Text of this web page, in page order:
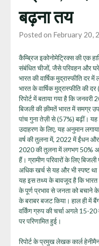
बढ़ना तय
Posted on February 20,
कैम्ब्रिज इकोनोमेट्रिक्स की एक
संबंधित चीजों, जैसे परिवहन और
भारत की वार्षिक मुद्रास्फीति
भारत के वार्षिक मुद्रास्फीति की
रिपोर्ट में बताया गया है कि
बिजली की क़ीमतें भारत में समग्र
पांच गुना तेज़ी से (57%) बढ़ीं। यह
उदाहरण के लिए, यह अनुमान लगाया
वर्ष की तुलना में, 2022 में ईंधन
2020 की तुलना में लगभग 50%
हैं। ग्रामीण परिवारों के लिए
अधिक खर्च से यह और भी स्पष्ट
यह इस तथ्य के बावजूद है कि भारत
के पूर्ण प्रभाव से जनता को
के बराबर बजट किया। हाल ही में
वर्किंग ग्रुप की चर्चा अगले 15-20
पर परिणामित हुई।
रिपोर्ट के प्रमुख लेखक कार्ल